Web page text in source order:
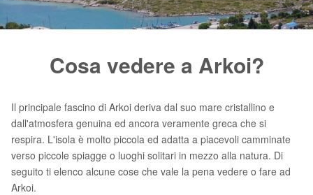
Cosa vedere a Arkoi?
Il principale fascino di Arkoi deriva dal suo mare cristallino e
dall'atmosfera genuina ed ancora veramente greca che si
respira. L'isola è molto piccola ed adatta a piacevoli camminate
verso piccole spiagge o luoghi solitari in mezzo alla natura. Di
seguito ti elenco alcune cose che vale la pena vedere o fare ad
Arkoi.